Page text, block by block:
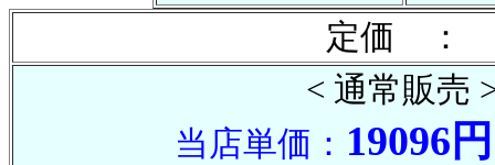
定価 ：
< 通常販売
当店単価： 19096円